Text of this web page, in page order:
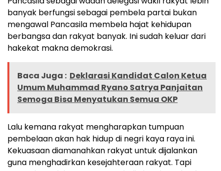
banyak berfungsi sebagai pembela partai bukan
mengawal Pancasila membela hajat kehidupan
berbangsa dan rakyat banyak. Ini sudah keluar dari
hakekat makna demokrasi.
Baca Juga : Deklarasi Kandidat Calon Ketua
Umum Muhammad Ryano Satrya Panjaitan
Semoga Bisa Menyatukan Semua OKP
Lalu kemana rakyat mengharapkan tumpuan
pembelaan akan hak hidup di negri kaya raya ini.
Kekuasaan diamanahkan rakyat untuk dijalankan
guna menghadirkan kesejahteraan rakyat. Tapi